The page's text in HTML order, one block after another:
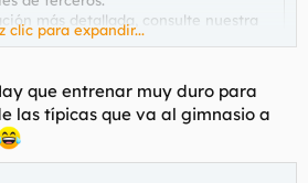
más detallada, consulte nuestra
clic para expandir...
que entrenar muy duro para
las típicas que va al gimnasio a